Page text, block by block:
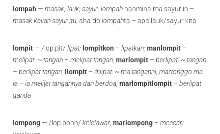
lompah — masak, lauk, sayur: lompah hanmina ma sayur in –
masak kalian sayur itu; aha dolompahta – apa lauk/sayur kita
lompit — /lop.pit/ lipat; lompitkon – lipatkan;manlompit –
melipat: ~ tangan – melipat tangan;marlompit – berlipat: ~ tangan
– berlipat tangan;ilompit – dilipat: ~ ma tanganni, martonggo ma
ia – ia meli[at tangannya dan berdoa;marlompitlompit – berlipat
ganda
lompong — /lop.ponh/ kelelawar; marlompong – mencari